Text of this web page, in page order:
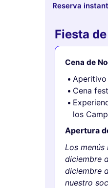
Reserva
Fiesta
Cena de
Cena
los
Apertura
Los
diciembre
diciembre
nuestro